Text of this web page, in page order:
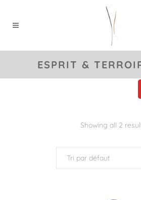
ESPRIT &
Showing all 2
Tri par défaut